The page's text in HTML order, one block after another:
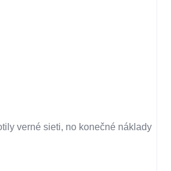
verné sieti, no konečné náklady